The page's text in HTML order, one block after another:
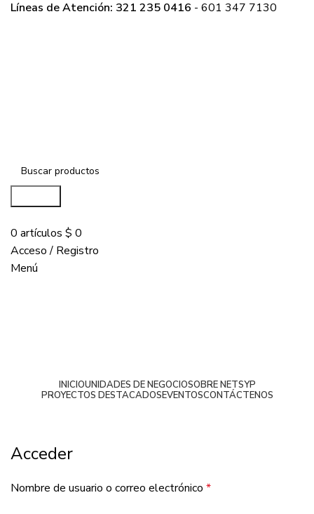
Líneas de Atención: 321 235 0416 - 601 347 7130
0 artículos $ 0
Acceso / Registro
Menú
INICIOUNIDADES DE NEGOCIOSOBRE NETSYP
PROYECTOS DESTACADOSEVENTOSCONTÁCTENOS
Acceder
Nombre de usuario o correo electrónico *